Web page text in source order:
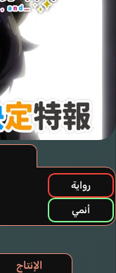
الإنتاج
رواية
أنمي